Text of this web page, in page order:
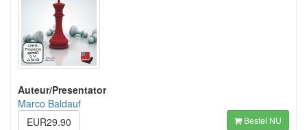
Auteur/Presentator
Marco Baldauf
EUR29.90
Bestel NU